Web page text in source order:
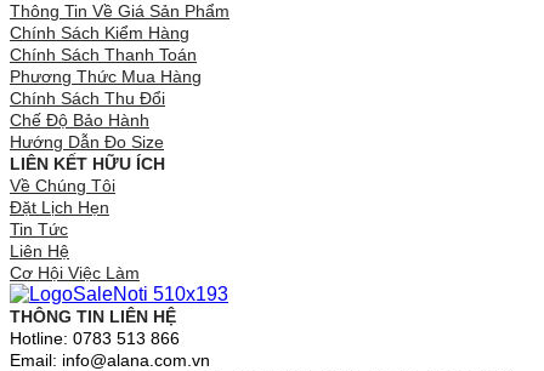
Thông Tin Về Giá Sản Phẩm
Chính Sách Kiểm Hàng
Chính Sách Thanh Toán
Phương Thức Mua Hàng
Chính Sách Thu Đổi
Chế Độ Bảo Hành
Hướng Dẫn Đo Size
LIÊN KẾT HỮU ÍCH
Về Chúng Tôi
Đặt Lịch Hẹn
Tin Tức
Liên Hệ
Cơ Hội Việc Làm
THÔNG TIN LIÊN HỆ
Hotline: 0783 513 866
Email: info@alana.com.vn